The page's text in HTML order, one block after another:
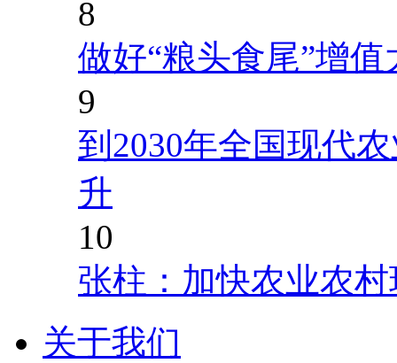
8
做好“粮头食尾”增值
9
到2030年全国现代
升
10
张柱：加快农业农
关于我们